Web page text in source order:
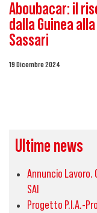
Aboubacar: il
dalla Guinea
Sassari
19 Dicembre 2024
Ultime news
Annuncio Lavoro.
SAI
Progetto P.I.A.-